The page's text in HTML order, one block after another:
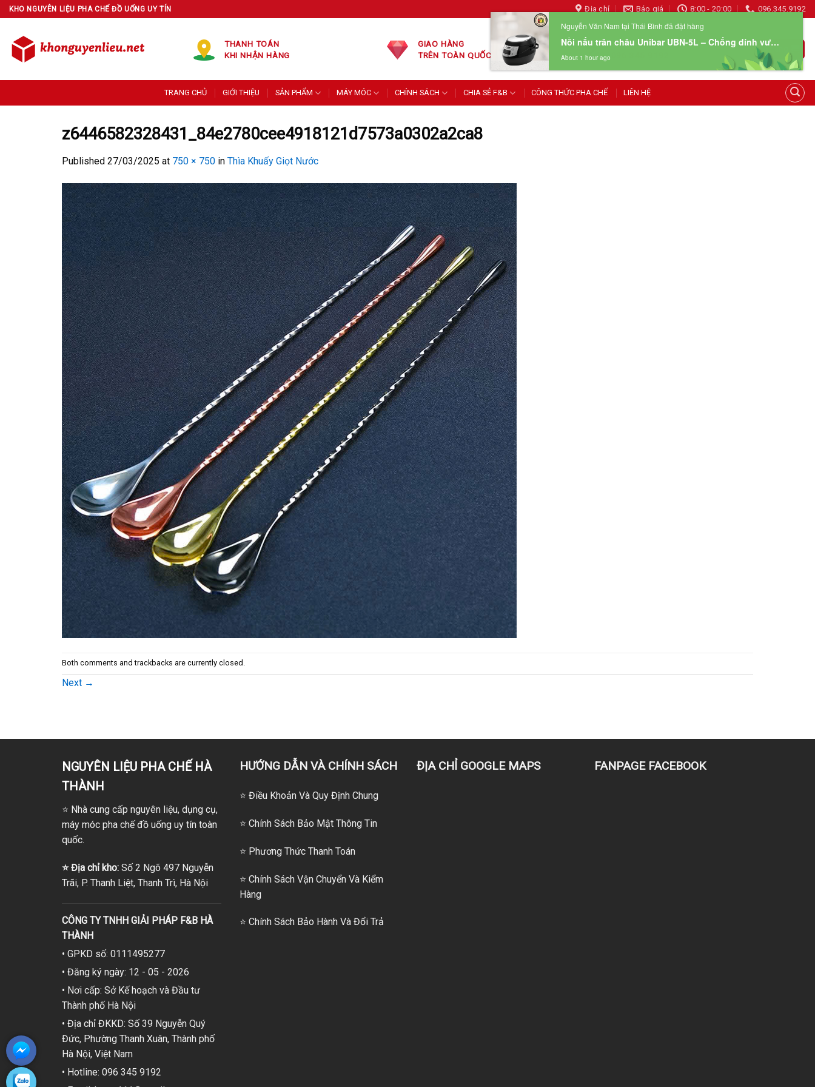
Skip
to
content
KHO NGUYÊN LIỆU PHA CHẾ ĐỒ UỐNG UY TÍN Địa chỉ Báo giá 8:00 - 20:00 096.345.9192
THANH TOÁN
KHI NHẬN HÀNG
GIAO HÀNG
TRÊN TOÀN QUỐC
HOTLINE 24/7
Giỏ hàng
TRANG CHỦ GIỚI THIỆU SẢN PHẨM MÁY MÓC CHÍNH SÁCH CHIA SẺ F&B CÔNG THỨC PHA CHẾ LIÊN HỆ
z6446582328431_84e2780cee4918121d7573a0302a2ca8
Published 27/03/2025 at 750 × 750 in Thìa Khuấy Giọt Nước
Both comments and trackbacks are currently closed.
Next →
NGUYÊN LIỆU PHA CHẾ HÀ
THÀNH
⭐ Nhà cung cấp nguyên liệu, dụng cụ,
máy móc pha chế đồ uống uy tín toàn
quốc.
⭐Địa chỉ kho: Số 2 Ngõ 497 Nguyễn
Trãi, P. Thanh Liệt, Thanh Trì, Hà Nội
CÔNG TY TNHH GIẢI PHÁP F&B HÀ
THÀNH
• GPKD số: 0111495277
• Đăng ký ngày: 12 - 05 - 2026
• Nơi cấp: Sở Kế hoạch và Đầu tư
Thành phố Hà Nội
• Địa chỉ ĐKKD: Số 39 Nguyễn Quý
Đức, Phường Thanh Xuân, Thành phố
Hà Nội, Việt Nam
• Hotline: 096 345 9192
HƯỚNG DẪN VÀ CHÍNH SÁCH
⭐ Điều Khoản Và Quy Định Chung
⭐ Chính Sách Bảo Mật Thông Tin
⭐ Phương Thức Thanh Toán
⭐ Chính Sách Vận Chuyển Và Kiểm
Hàng
⭐ Chính Sách Bảo Hành Và Đổi Trả
ĐỊA CHỈ GOOGLE MAPS FANPAGE FACEBOOK
Nguyễn Văn Nam tại Thái Bình đã đặt hàng
Nồi nấu trân châu Unibar UBN-5L – Chống dính vượt trội, ủ nhiệt lâu
About 1 hour ago